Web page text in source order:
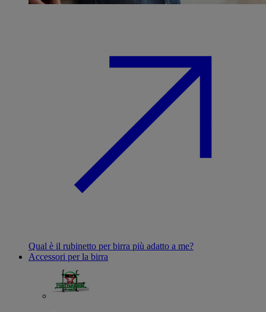
Qual è il rubinetto per birra più adatto a me?
Accessori per la birra